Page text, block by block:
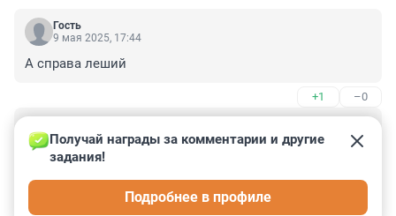
Гость
9 мая 2025, 17:44
А справа леший
+1 –0
9 мая 2025, 12:52
Бутафория, ряженые - теперь это бренд.
Последователи агитаторов и пропагандистов в
Получай награды за комментарии и другие
задания!
Подробнее в профиле